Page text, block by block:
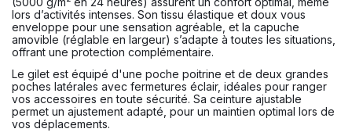
lors d’activités intenses. Son tissu élastique et doux vous
enveloppe pour une sensation agréable, et la capuche
amovible (réglable en largeur) s’adapte à toutes les situations,
offrant une protection complémentaire.
Le gilet est équipé d'une poche poitrine et de deux grandes
poches latérales avec fermetures éclair, idéales pour ranger
vos accessoires en toute sécurité. Sa ceinture ajustable
permet un ajustement adapté, pour un maintien optimal lors de
vos déplacements.